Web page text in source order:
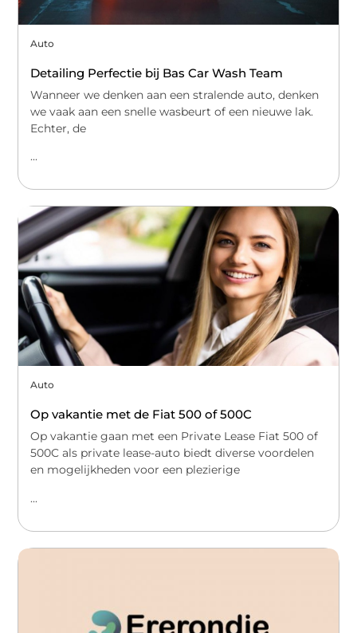
Auto
Detailing Perfectie bij Bas Car Wash Team
Wanneer we denken aan een stralende auto, denken
we vaak aan een snelle wasbeurt of een nieuwe lak.
Echter, de
...
Auto
Op vakantie met de Fiat 500 of 500C
Op vakantie gaan met een Private Lease Fiat 500 of
500C als private lease-auto biedt diverse voordelen
en mogelijkheden voor een plezierige
...